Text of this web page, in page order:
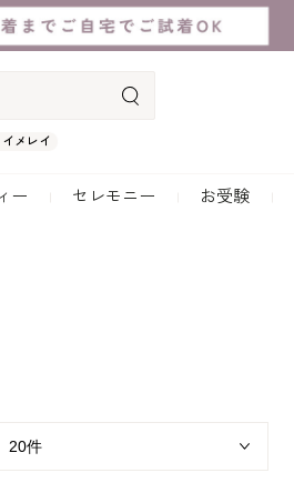
イメレイ
ー セレモニー お受験